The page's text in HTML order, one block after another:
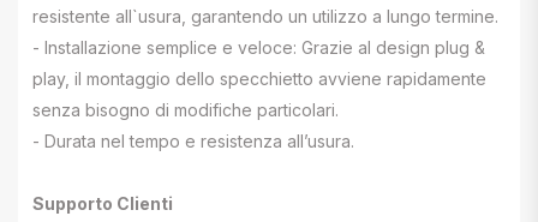
resistente all`usura, garantendo un utilizzo a lungo termine.
- Installazione semplice e veloce: Grazie al design plug &
play, il montaggio dello specchietto avviene rapidamente
senza bisogno di modifiche particolari.
- Durata nel tempo e resistenza all’usura.
Supporto Clienti